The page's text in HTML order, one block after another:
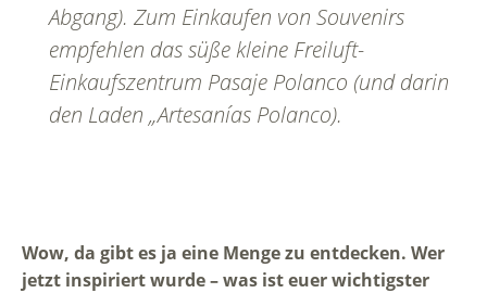
Abgang). Zum Einkaufen von Souvenirs
empfehlen das süße kleine Freiluft-
Einkaufszentrum Pasaje Polanco (und darin
den Laden „Artesanías Polanco).
Wow, da gibt es ja eine Menge zu entdecken. Wer
jetzt inspiriert wurde – was ist euer wichtigster